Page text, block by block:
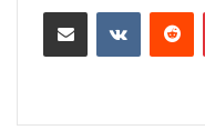
بينتيريست مشاركة عبر البريد